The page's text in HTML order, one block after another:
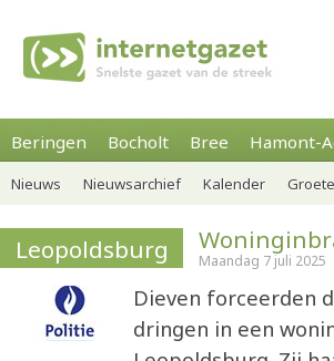
Beringen Bocholt Bree Hamont-
Nieuws Nieuwsarchief Kalender
Leopoldsburg Maandag 7 juli 2025
Dieven forceerden
dringen in een